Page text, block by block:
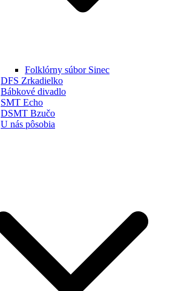
Folklórny súbor Sinec
DFS Zrkadielko
Bábkové divadlo
SMT Echo
DSMT Bzučo
U nás pôsobia